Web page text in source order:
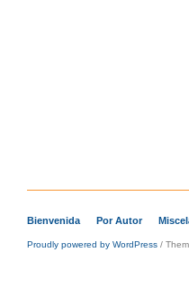
Bienvenida Por Autor
Proudly powered by WordPress /